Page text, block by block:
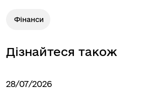
Фінанси
Дізнайтеся також
28/07/2026